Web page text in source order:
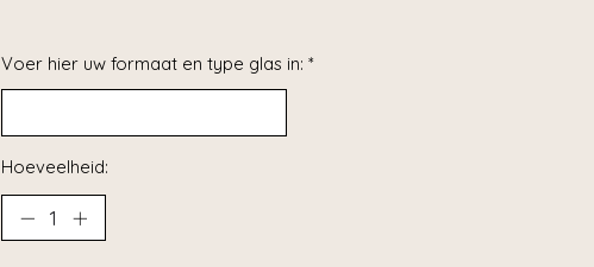
Voer hier uw formaat en type glas in: *
Hoeveelheid: